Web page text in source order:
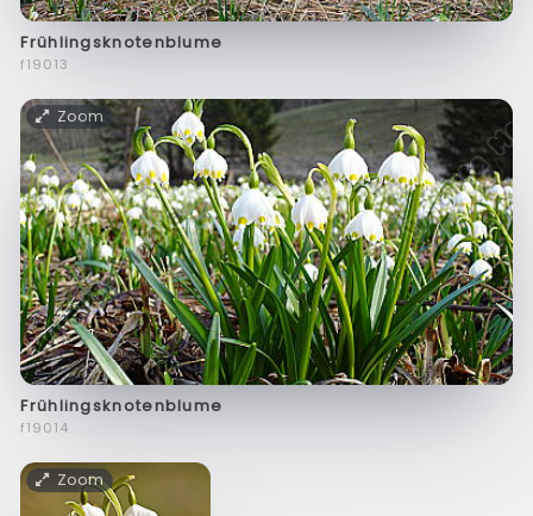
Frühlingsknotenblume
f19013
Zoom
Frühlingsknotenblume
f19014
Zoom